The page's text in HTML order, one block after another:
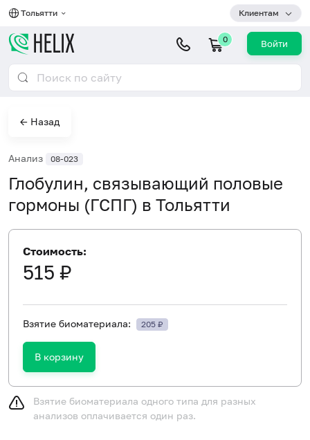
Тольятти Клиентам
0 Войти
← Назад
Анализ 08-023
Глобулин, связывающий половые
гормоны (ГСПГ) в Тольятти
Стоимость:
515 ₽
Взятие биоматериала: 205 ₽
В корзину
Взятие биоматериала одного типа для разных
анализов оплачивается один раз.